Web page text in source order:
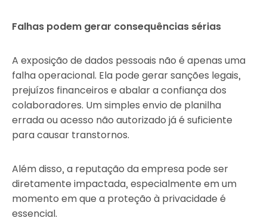
Falhas podem gerar consequências sérias
A exposição de dados pessoais não é apenas uma
falha operacional. Ela pode gerar sanções legais,
prejuízos financeiros e abalar a confiança dos
colaboradores. Um simples envio de planilha
errada ou acesso não autorizado já é suficiente
para causar transtornos.
Além disso, a reputação da empresa pode ser
diretamente impactada, especialmente em um
momento em que a proteção à privacidade é
essencial.